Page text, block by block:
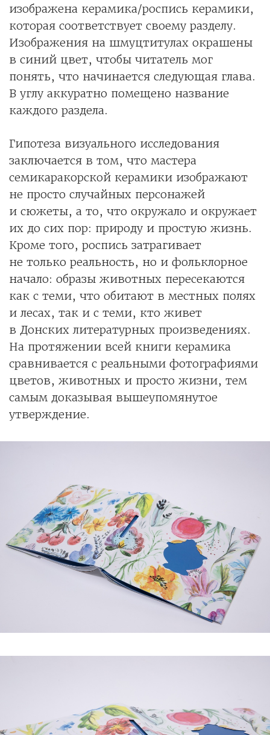
изображена керамика/роспись керамики,
которая соответствует своему разделу.
Изображения на шмуцтитулах окрашены
в синий цвет, чтобы читатель мог
понять, что начинается следующая глава.
В углу аккуратно помещено название
каждого раздела.
Гипотеза визуального исследования
заключается в том, что мастера
семикаракорской керамики изображают
не просто случайных персонажей
и сюжеты, а то, что окружало и окружает
их до сих пор: природу и простую жизнь.
Кроме того, роспись затрагивает
не только реальность, но и фольклорное
начало: образы животных пересекаются
как с теми, что обитают в местных полях
и лесах, так и с теми, кто живет
в Донских литературных произведениях.
На протяжении всей книги керамика
сравнивается с реальными фотографиями
цветов, животных и просто жизни, тем
самым доказывая вышеупомянутое
утверждение.